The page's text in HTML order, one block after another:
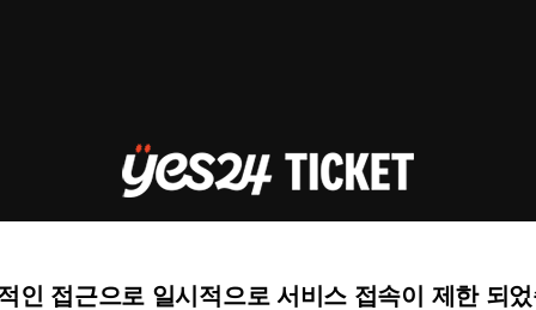
인 접근으로 일시적으로 서비스 접속이 제한 되